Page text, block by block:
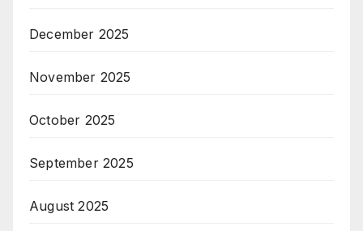
December 2025
November 2025
October 2025
September 2025
August 2025